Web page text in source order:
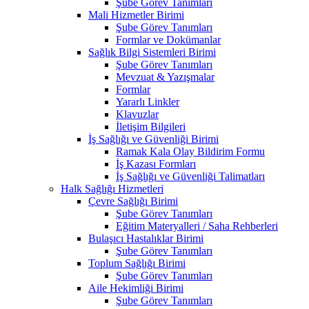
Mali Hizmetler Birimi
Şube Görev Tanımları
Formlar ve Dokümanlar
Sağlık Bilgi Sistemleri Birimi
Şube Görev Tanımları
Mevzuat & Yazışmalar
Formlar
Yararlı Linkler
Klavuzlar
İletişim Bilgileri
İş Sağlığı ve Güvenliği Birimi
Ramak Kala Olay Bildirim Formu
İş Kazası Formları
İş Sağlığı ve Güvenliği Talimatları
Halk Sağlığı Hizmetleri
Çevre Sağlığı Birimi
Şube Görev Tanımları
Eğitim Materyalleri / Saha Rehberleri
Bulaşıcı Hastalıklar Birimi
Şube Görev Tanımları
Toplum Sağlığı Birimi
Şube Görev Tanımları
Aile Hekimliği Birimi
Şube Görev Tanımları